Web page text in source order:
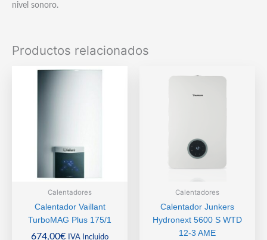
nivel sonoro.
Productos relacionados
Calentadores
Calentador Vaillant
TurboMAG Plus 175/1
674,00€ IVA Incluido
Calentadores
Calentador Junkers
Hydronext 5600 S WTD
12-3 AME